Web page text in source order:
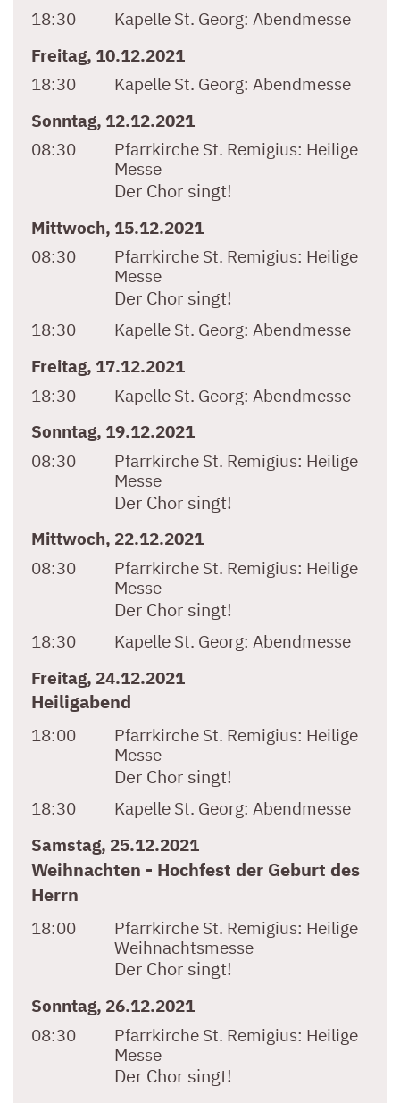
18:30 Kapelle St. Georg:Abendmesse
Freitag, 10.12.2021
18:30
Kapelle St. Georg:Abendmesse
Sonntag, 12.12.2021
08:30
Pfarrkirche St. Remigius: Heilige
Messe
Der Chor singt!
Mittwoch, 15.12.2021
08:30
Pfarrkirche St. Remigius: Heilige
Messe
Der Chor singt!
18:30 Kapelle St. Georg:Abendmesse
Freitag, 17.12.2021
18:30
Kapelle St. Georg: Abendmesse
Sonntag, 19.12.2021
08:30
Pfarrkirche St. Remigius: Heilige
Messe
Der Chor singt!
Mittwoch, 22.12.2021
08:30
Pfarrkirche St. Remigius: Heilige
Messe
Der Chor singt!
18:30 Kapelle St. Georg:Abendmesse
Freitag, 24.12.2021
Heiligabend
18:00 Pfarrkirche St. Remigius: Heilige
Messe
Der Chor singt!
18:30 Kapelle St. Georg:Abendmesse
Samstag, 25.12.2021
Weihnachten - Hochfest der Geburt des
Herrn
18:00 Pfarrkirche St. Remigius: Heilige
Weihnachtsmesse
Der Chor singt!
Sonntag, 26.12.2021
08:30
Pfarrkirche St. Remigius: Heilige
Messe
Der Chor singt!